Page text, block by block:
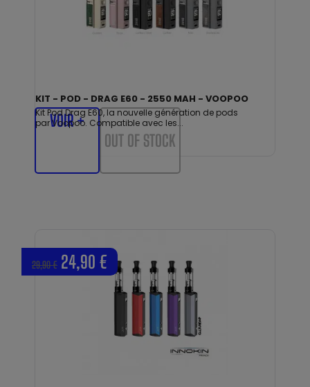
KIT - POD - DRAG E60 - 2550 MAH - VOOPOO
Kit Pod Drag E60, la nouvelle génération de pods
par Voopoo. Compatible avec les...
VOIR +
OUT OF STOCK
29,90 € 24,90 €